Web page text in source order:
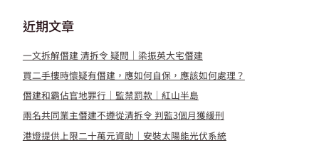
近期文章
一文拆解僭建 清拆令 疑問｜梁振英大宅僭建
買二手樓時懷疑有僭建，應如何自保，應該如何處理？
僭建和霸佔官地罪行｜監禁罰款｜紅山半島
兩名共同業主僭建不遵從清拆令 判監3個月獲緩刑
港燈提供上限二十萬元資助｜安裝太陽能光伏系統